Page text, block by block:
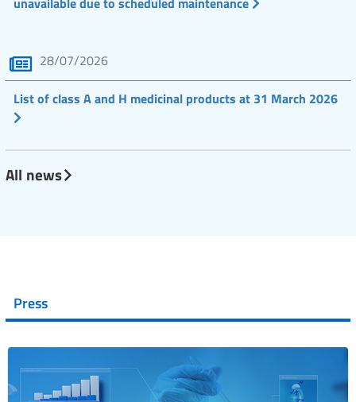
28/07/2026
List of class A and H medicinal products at 31 March 2026
All news
Press